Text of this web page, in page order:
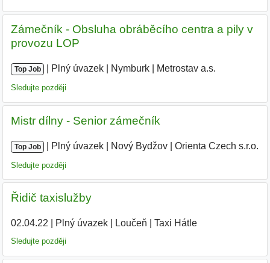
Zámečník - Obsluha obráběcího centra a pily v
provozu LOP
Top Job Plný úvazek Nymburk Metrostav a.s.
Sledujte později
Mistr dílny - Senior zámečník
Top Job Plný úvazek Nový Bydžov Orienta Czech s.r.o.
Sledujte později
Řidič taxislužby
02.04.22 Plný úvazek| Loučeň Taxi Hátle
Sledujte později